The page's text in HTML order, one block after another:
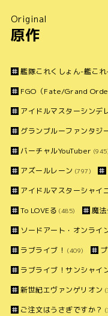
Original
原作
艦隊これくしょん-艦こ
FGO（Fate/Grand
アイドルマスターシンデ
グランブルーファンタジ
バーチャルYouTuber
アズールレーン (797)
アイドルマスターシャイ
To LOVEる (485) 魔
ソードアート・オンライ
ラブライブ！ (409)
ラブライブ！サンシャイ
新世紀エヴァンゲリオン
ご注文はうさぎですか？